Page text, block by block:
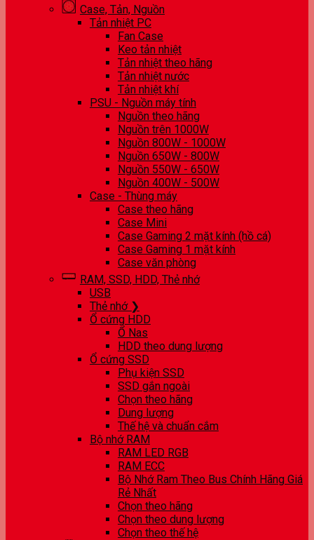
Case, Tản, Nguồn
Tản nhiệt PC
Fan Case
Keo tản nhiệt
Tản nhiệt theo hãng
Tản nhiệt nước
Tản nhiệt khí
PSU - Nguồn máy tính
Nguồn theo hãng
Nguồn trên 1000W
Nguồn 800W - 1000W
Nguồn 650W - 800W
Nguồn 550W - 650W
Nguồn 400W - 500W
Case - Thùng máy
Case theo hãng
Case Mini
Case Gaming 2 mặt kính (hồ cá)
Case Gaming 1 mặt kính
Case văn phòng
RAM, SSD, HDD, Thẻ nhớ
USB
Thẻ nhớ ❯
Ổ cứng HDD
Ổ Nas
HDD theo dung lượng
Ổ cứng SSD
Phụ kiện SSD
SSD gắn ngoài
Chọn theo hãng
Dung lượng
Thế hệ và chuẩn cắm
Bộ nhớ RAM
RAM LED RGB
RAM ECC
Bộ Nhớ Ram Theo Bus Chính Hãng Giá
Rẻ Nhất
Chọn theo hãng
Chọn theo dung lượng
Chọn theo thế hệ